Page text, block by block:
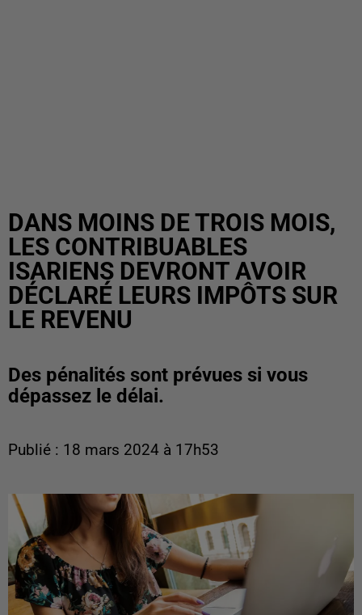
DANS MOINS DE TROIS MOIS,
LES CONTRIBUABLES
ISARIENS DEVRONT AVOIR
DÉCLARÉ LEURS IMPÔTS SUR
LE REVENU
Des pénalités sont prévues si vous
dépassez le délai.
Publié : 18 mars 2024 à 17h53